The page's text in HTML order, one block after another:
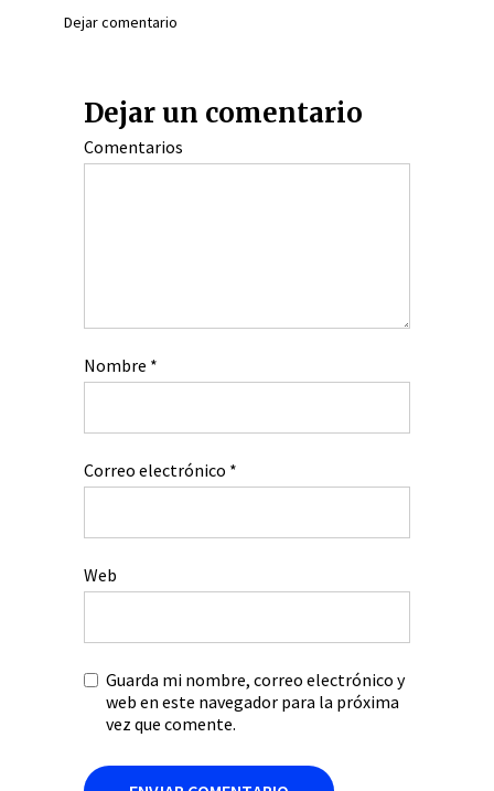
Dejar comentario
Dejar un comentario
Comentarios
Nombre *
Correo electrónico *
Web
Guarda mi nombre, correo electrónico y
web en este navegador para la próxima
vez que comente.